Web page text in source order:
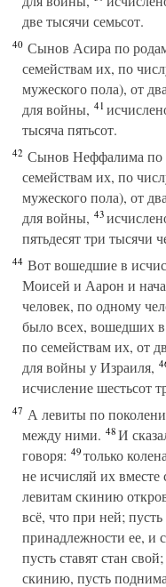
две тысячи семьсот.
40 Сынов Асира по
семействам их, по
мужеского пола), от
для войны, 41
тысяча пятьсот.
42 Сынов Неффалима по
семействам их, по
мужеского пола), от
для войны, 43
пятьдесят три тысячи
44 Вот вошедшие в
Моисей и Аарон и
человек, по одному
было всех, вошедших
по семействам их, от
для войны у Израиля,
исчисление шестьсот
47 А левиты по
между ними. 48И
говоря: 49только
не исчисляй их
левитам скинию
всё, что при ней;
принадлежности ее, и
пусть ставят стан свой;
скинию, пусть